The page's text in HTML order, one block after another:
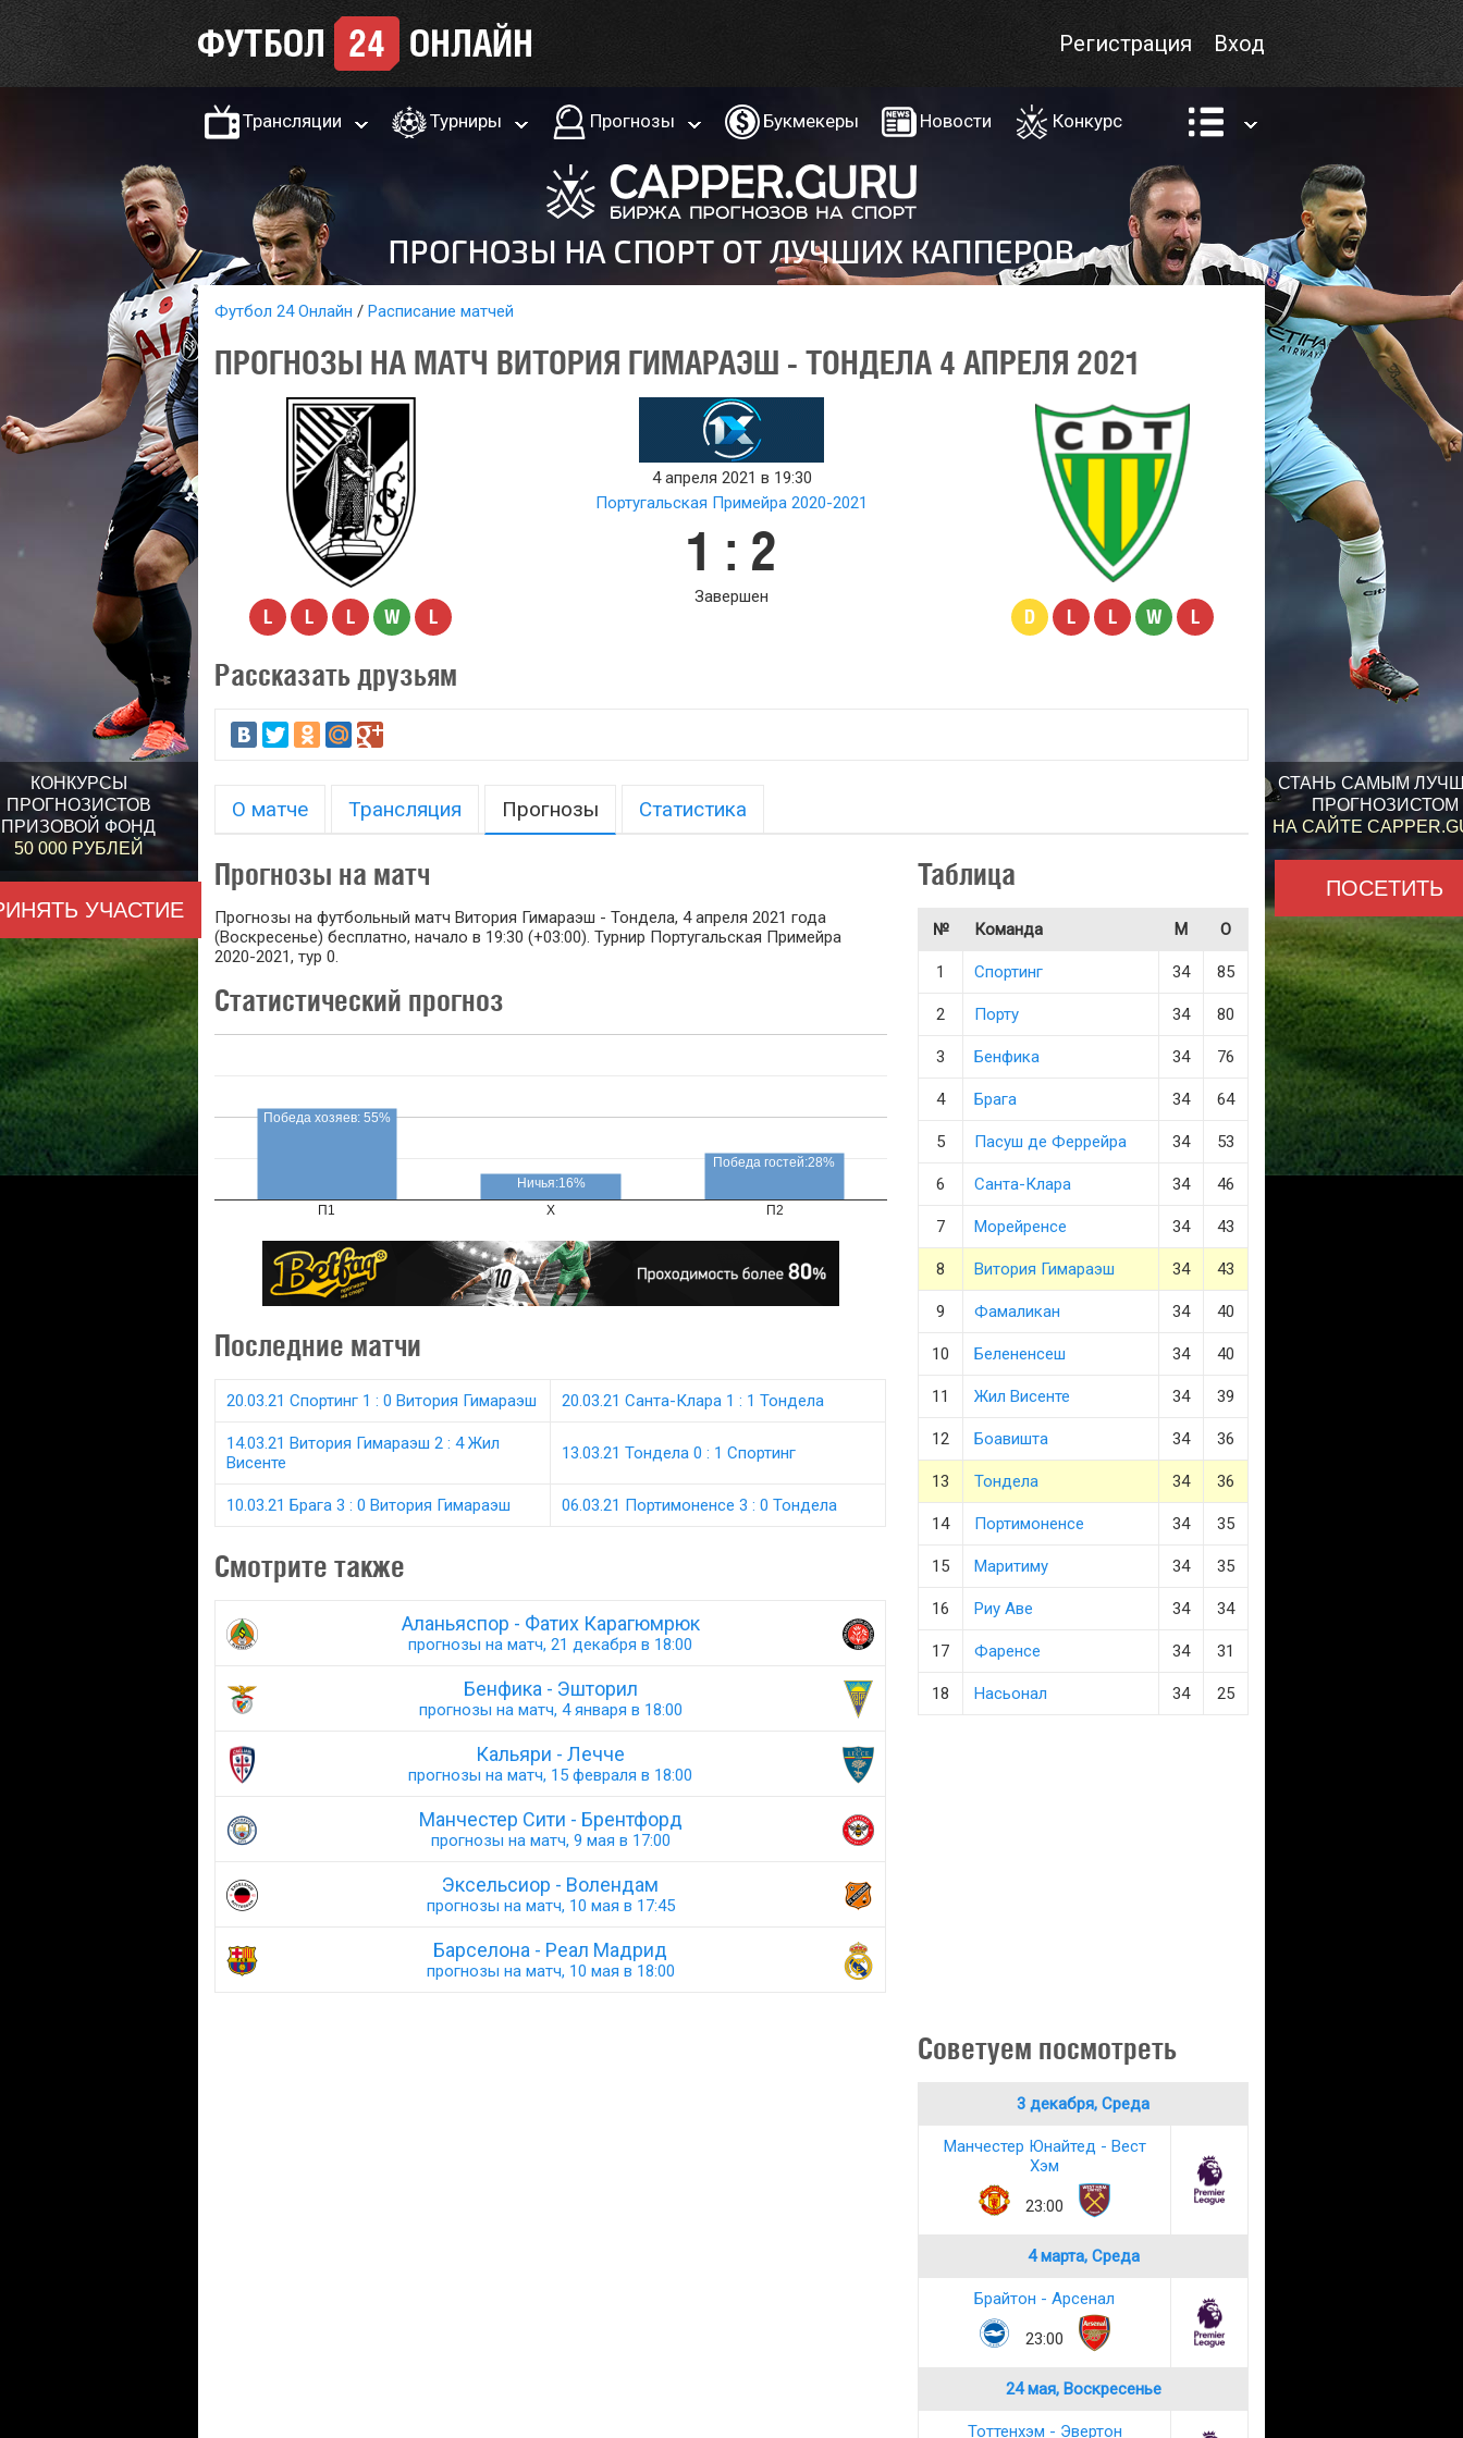
КОНКУРСЫ
ПРОГНОЗИСТОВ
ПРИЗОВОЙ ФОНД
50 000 РУБЛЕЙ
УЧАСТИЕ
СТАНЬ САМЫМ
ПРОГНОЗИСТОМ
НА САЙТЕ
ПОСЕТИТЬ
Вход
Регистрация
Трансляции Турниры Прогнозы Букмекеры Новости Конкурс
Футбол 24 Онлайн Расписание матчей
ПРОГНОЗЫ НА МАТЧ ВИТОРИЯ ГИМАРАЭШ - ТОНДЕЛА 4 АПРЕЛЯ 2021
L L L W L
4 апреля 2021 в 19:30
Португальская Примейра 2020-2021
1 : 2
Завершен
D L L W L
Рассказать друзьям
О матче Трансляция Прогнозы Статистика
Прогнозы на матч
Прогнозы на футбольный матч Витория Гимараэш - Тондела, 4 апреля 2021 года
(Воскресенье) бесплатно, начало в 19:30 (+03:00). Турнир Португальская Примейра
2020-2021, тур 0.
Статистический прогноз
П1 X П2
Победа хозяев: 55%
Ничья:16%
Победа гостей:28%
Последние матчи
20.03.21 Спортинг 1 : 0 Витория Гимараэш 20.03.21 Санта-Клара 1 : 1 Тондела
14.03.21 Витория Гимараэш 2 : 4 Жил
Висенте
13.03.21 Тондела 0 : 1 Спортинг
10.03.21 Брага 3 : 0 Витория Гимараэш 06.03.21 Портимоненсе 3 : 0 Тондела
Смотрите также
Аланьяспор - Фатих Карагюмрюк
прогнозы на матч, 21 декабря в 18:00
Бенфика - Эшторил
прогнозы на матч, 4 января в 18:00
Кальяри - Лечче
прогнозы на матч, 15 февраля в 18:00
Манчестер Сити - Брентфорд
прогнозы на матч, 9 мая в 17:00
Эксельсиор - Волендам
прогнозы на матч, 10 мая в 17:45
Барселона - Реал Мадрид
прогнозы на матч, 10 мая в 18:00
Таблица
№ Команда М О
1 Спортинг 34 85
2 Порту 34 80
3 Бенфика 34 76
4 Брага 34 64
5 Пасуш де Феррейра 34 53
6 Санта-Клара 34 46
7 Морейренсе 34 43
8 Витория Гимараэш 34 43
9 Фамаликан 34 40
10 Белененсеш 34 40
11 Жил Висенте 34 39
12 Боавишта 34 36
13 Тондела 34 36
14 Портимоненсе 34 35
15 Маритиму 34 35
16 Риу Аве 34 34
17 Фаренсе 34 31
18 Насьонал 34 25
Советуем посмотреть
3 декабря, Среда
Манчестер Юнайтед - Вест
Хэм
23:00
4 марта, Среда
Брайтон - Арсенал
23:00
24 мая, Воскресенье
Тоттенхэм - Эвертон